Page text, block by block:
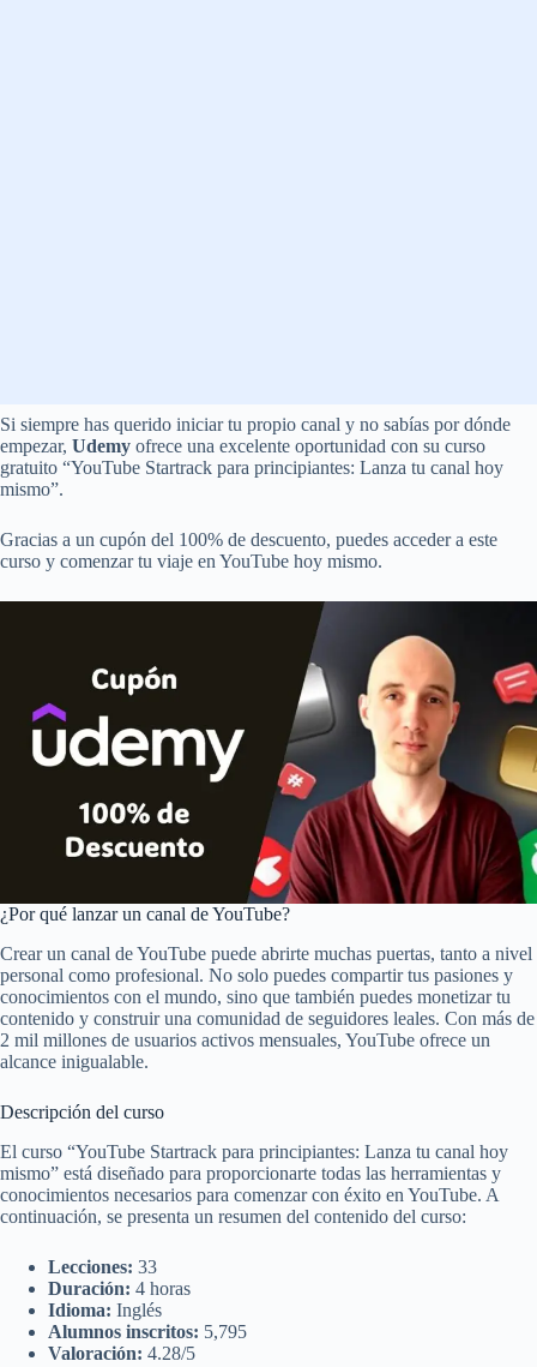
Si siempre has querido iniciar tu propio canal y no sabías por dónde
empezar, Udemy ofrece una excelente oportunidad con su curso
gratuito “YouTube Startrack para principiantes: Lanza tu canal hoy
mismo”.
Gracias a un cupón del 100% de descuento, puedes acceder a este
curso y comenzar tu viaje en YouTube hoy mismo.
¿Por qué lanzar un canal de YouTube?
Crear un canal de YouTube puede abrirte muchas puertas, tanto a nivel
personal como profesional. No solo puedes compartir tus pasiones y
conocimientos con el mundo, sino que también puedes monetizar tu
contenido y construir una comunidad de seguidores leales. Con más de
2 mil millones de usuarios activos mensuales, YouTube ofrece un
alcance inigualable.
Descripción del curso
El curso “YouTube Startrack para principiantes: Lanza tu canal hoy
mismo” está diseñado para proporcionarte todas las herramientas y
conocimientos necesarios para comenzar con éxito en YouTube. A
continuación, se presenta un resumen del contenido del curso:
Lecciones: 33
Duración: 4 horas
Idioma: Inglés
Alumnos inscritos: 5,795
Valoración: 4.28/5